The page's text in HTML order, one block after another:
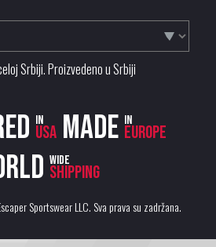
Srbiji. Proizvedeno u Srbiji
in
USA Made in
Europe
wide
shipping
Sportswear LLC. Sva prava su zadržana.